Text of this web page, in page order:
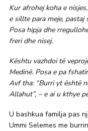
Kur afrohej koha e
e sillte para meje,
Posa hipja dhe
freri dhe nisej.
Kështu vazhdoi të
Medinë. Posa e pa
Avf tha: “Burri yt është
Allahut”, – e ai u kthye
U bashkua familja pas
Ummi Selemes me